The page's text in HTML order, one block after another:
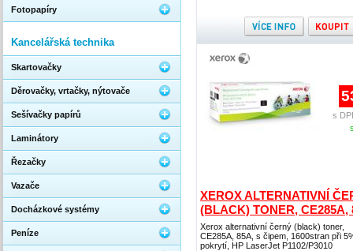
XEROX ALTERNATIVNÍ
(BLACK) TONER, CE285A,
Xerox alternativní černý (black) toner,
CE285A, 85A, s čipem, 1600stran při
pokrytí, HP LaserJet P1102/P3010
s
Fotopapíry
Kancelářská technika
Skartovačky
Děrovačky, vrtačky, nýtovače
Sešívačky papírů
Laminátory
Řezačky
Vazače
Docházkové systémy
Peníze